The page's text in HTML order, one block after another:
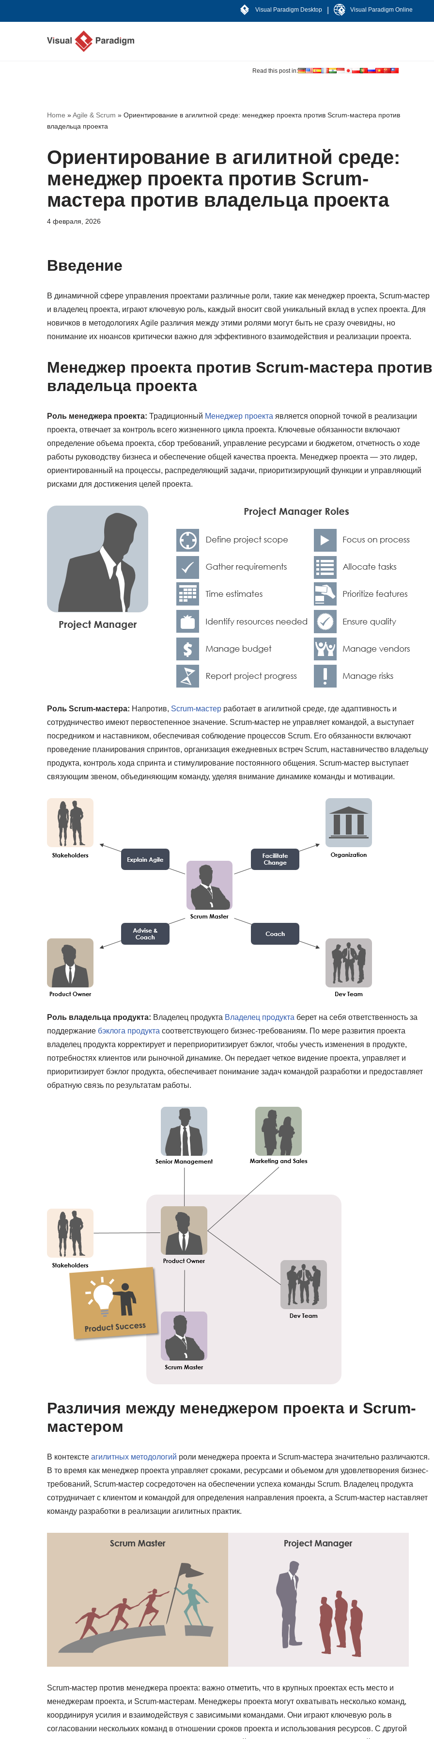
Visual Paradigm Desktop Visual Paradigm Online
Read this post in:
Home »Agile & Scrum » Ориентирование в агилитной среде: менеджер проекта против Scrum-мастера против
владельца проекта
Ориентирование в агилитной среде:
менеджер проекта против Scrum-
мастера против владельца проекта
4 февраля, 2026
Введение
В динамичной сфере управления проектами различные роли, такие как менеджер проекта, Scrum-мастер
и владелец проекта, играют ключевую роль, каждый вносит свой уникальный вклад в успех проекта. Для
новичков в методологиях Agile различия между этими ролями могут быть не сразу очевидны, но
понимание их нюансов критически важно для эффективного взаимодействия и реализации проекта.
Менеджер проекта против Scrum-мастера против
владельца проекта
Роль менеджера проекта: Традиционный Менеджер проекта является опорной точкой в реализации
проекта, отвечает за контроль всего жизненного цикла проекта. Ключевые обязанности включают
определение объема проекта, сбор требований, управление ресурсами и бюджетом, отчетность о ходе
работы руководству бизнеса и обеспечение общей качества проекта. Менеджер проекта — это лидер,
ориентированный на процессы, распределяющий задачи, приоритизирующий функции и управляющий
рисками для достижения целей проекта.
Роль Scrum-мастера: Напротив, Scrum-мастер работает в агилитной среде, где адаптивность и
сотрудничество имеют первостепенное значение. Scrum-мастер не управляет командой, а выступает
посредником и наставником, обеспечивая соблюдение процессов Scrum. Его обязанности включают
проведение планирования спринтов, организация ежедневных встреч Scrum, наставничество владельцу
продукта, контроль хода спринта и стимулирование постоянного общения. Scrum-мастер выступает
связующим звеном, объединяющим команду, уделяя внимание динамике команды и мотивации.
Роль владельца продукта: Владелец продукта Владелец продукта берет на себя ответственность за
поддержание бэклога продукта соответствующего бизнес-требованиям. По мере развития проекта
владелец продукта корректирует и переприоритизирует бэклог, чтобы учесть изменения в продукте,
потребностях клиентов или рыночной динамике. Он передает четкое видение проекта, управляет и
приоритизирует бэклог продукта, обеспечивает понимание задач командой разработки и предоставляет
обратную связь по результатам работы.
Различия между менеджером проекта и Scrum-
мастером
В контексте агилитных методологий роли менеджера проекта и Scrum-мастера значительно различаются.
В то время как менеджер проекта управляет сроками, ресурсами и объемом для удовлетворения бизнес-
требований, Scrum-мастер сосредоточен на обеспечении успеха команды Scrum. Владелец продукта
сотрудничает с клиентом и командой для определения направления проекта, а Scrum-мастер наставляет
команду разработки в реализации агилитных практик.
Scrum-мастер против менеджера проекта: важно отметить, что в крупных проектах есть место и
менеджерам проекта, и Scrum-мастерам. Менеджеры проекта могут охватывать несколько команд,
координируя усилия и взаимодействуя с зависимыми командами. Они играют ключевую роль в
согласовании нескольких команд в отношении сроков проекта и использования ресурсов. С другой